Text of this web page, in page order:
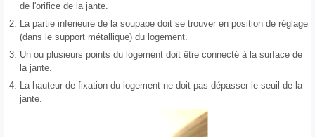
de l'orifice de la jante.
2. La partie inférieure de la soupape doit se trouver en position de réglage
(dans le support métallique) du logement.
3. Un ou plusieurs points du logement doit être connecté à la surface de
la jante.
4. La hauteur de fixation du logement ne doit pas dépasser le seuil de la
jante.